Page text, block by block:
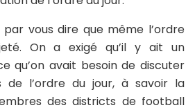
vous dire que même l’ordre
On a exigé qu’il y ait un
qu’on avait besoin de discuter
de l’ordre du jour, à savoir la
des districts de football